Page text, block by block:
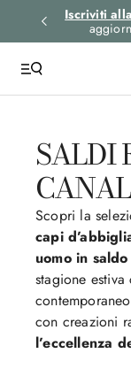
Iscriviti
SALDI
Scopri la
capi
uomo in saldo
stagione
con creazioni
l’eccellenza